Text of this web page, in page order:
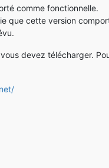
comme fonctionnelle.
que cette version
devez télécharger.